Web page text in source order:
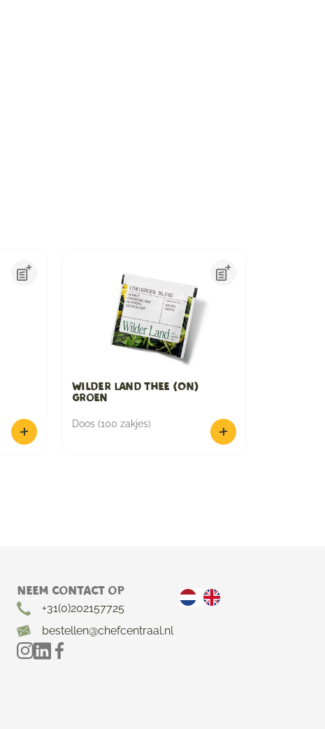
Wilder Land Thee (On)
groen
Doos (100 zakjes)
Neem contact op
+31(0)202157725
bestellen@chefcentraal.nl